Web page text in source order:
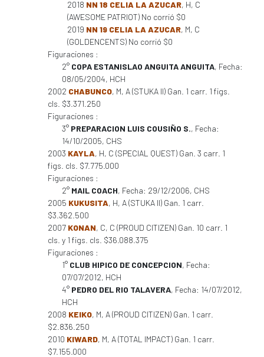
2018 NN 18 CELIA LA AZUCAR, H, C
(AWESOME PATRIOT) No corrió $0
2019 NN 19 CELIA LA AZUCAR, M, C
(GOLDENCENTS) No corrió $0
Figuraciones :
2° COPA ESTANISLAO ANGUITA ANGUITA, Fecha:
08/05/2004, HCH
2002 CHABUNCO, M, A (STUKA II) Gan. 1 carr. 1 figs.
cls. $3.371.250
Figuraciones :
3° PREPARACION LUIS COUSIÑO S., Fecha:
14/10/2005, CHS
2003 KAYLA, H, C (SPECIAL QUEST) Gan. 3 carr. 1
figs. cls. $7.775.000
Figuraciones :
2° MAIL COACH, Fecha: 29/12/2006, CHS
2005 KUKUSITA, H, A (STUKA II) Gan. 1 carr.
$3.362.500
2007 KONAN, C, C (PROUD CITIZEN) Gan. 10 carr. 1
cls. y 1 figs. cls. $36.088.375
Figuraciones :
1° CLUB HIPICO DE CONCEPCION, Fecha:
07/07/2012, HCH
4° PEDRO DEL RIO TALAVERA, Fecha: 14/07/2012,
HCH
2008 KEIKO, M, A (PROUD CITIZEN) Gan. 1 carr.
$2.836.250
2010 KIWARD, M, A (TOTAL IMPACT) Gan. 1 carr.
$7.155.000